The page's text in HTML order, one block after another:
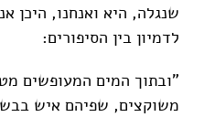
שנגלה, היא ואנחנו, היכן
לדמיון בין הסיפורים:
"ובתוך המים המעופשים
משוקצים, שפיהם איש